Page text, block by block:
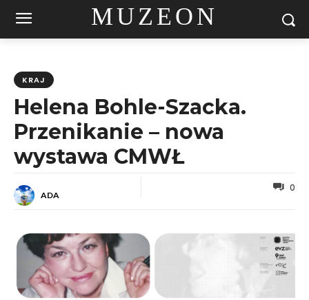
MUZEON
KRAJ
Helena Bohle-Szacka.
Przenikanie – nowa
wystawa CMWŁ
ADA
0